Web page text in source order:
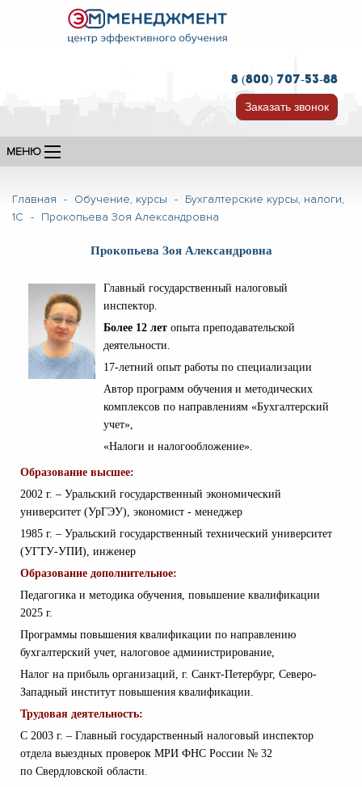
8 (800) 707-53-88
Заказать звонок
МЕНЮ
Главная - Обучение, курсы - Бухгалтерские курсы, налоги,
1С - Прокопьева Зоя Александровна
Прокопьева Зоя Александровна
Главный государственный налоговый
инспектор.
Более 12 лет опыта преподавательской
деятельности.
17-летний опыт работы по специализации
Автор программ обучения и методических
комплексов по направлениям «Бухгалтерский
учет»,
«Налоги и налогообложение».
Образование высшее:
2002 г. – Уральский государственный экономический
университет (УрГЭУ), экономист - менеджер
1985 г. – Уральский государственный технический университет
(УГТУ-УПИ), инженер
Образование дополнительное:
Педагогика и методика обучения, повышение квалификации
2025 г.
Программы повышения квалификации по направлению
бухгалтерский учет, налоговое администрирование,
Налог на прибыль организаций, г. Санкт-Петербург, Северо-
Западный институт повышения квалификации.
Трудовая деятельность:
С 2003 г. – Главный государственный налоговый инспектор
отдела выездных проверок МРИ ФНС России № 32
по Свердловской области.